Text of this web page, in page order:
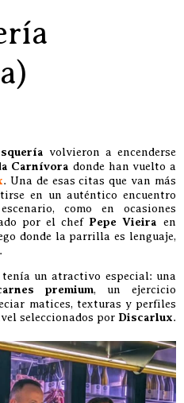
volvieron a encenderse
Carnívora donde han vuelto a
. Una de esas citas que van más
en un auténtico encuentro
como en ocasiones
por el chef Pepe Vieira en
donde la parrilla es lenguaje,
un atractivo especial: una
premium, un ejercicio
matices, texturas y perfiles
seleccionados por Discarlux.